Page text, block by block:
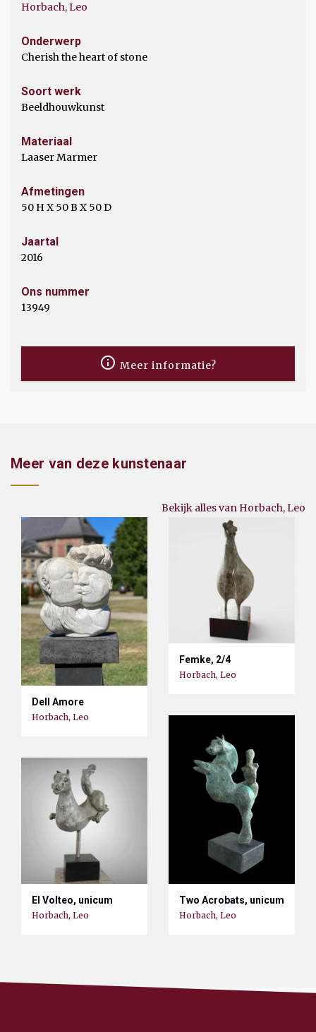
Horbach, Leo
Onderwerp
Cherish the heart of stone
Soort werk
Beeldhouwkunst
Materiaal
Laaser Marmer
Afmetingen
50 H X 50 B X 50 D
Jaartal
2016
Ons nummer
13949
Meer informatie?
Meer van deze kunstenaar
Bekijk alles van Horbach, Leo
Dell Amore
Horbach, Leo
Femke, 2/4
Horbach, Leo
Two Acrobats, unicum
Horbach, Leo
El Volteo, unicum
Horbach, Leo